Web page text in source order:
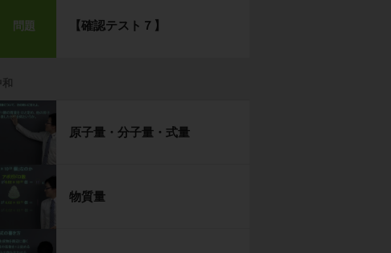
問題 【確認テスト７】
原子量・分子量・式量
物質量